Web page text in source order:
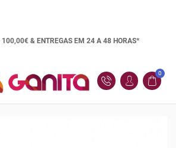
100,00€ & ENTREGAS EM 24 A 48 HORAS*
0